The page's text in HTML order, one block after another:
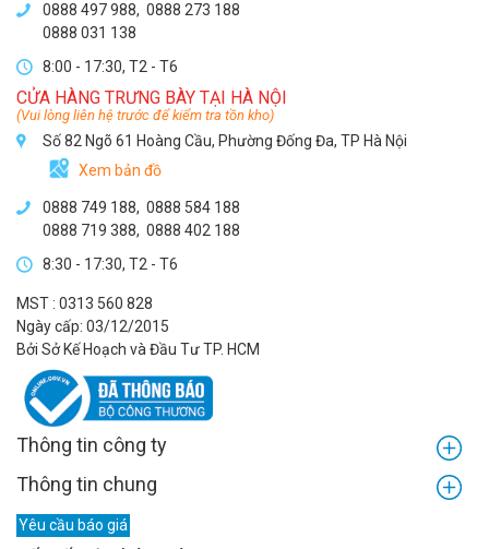
0888 497 988, 0888 273 188
0888 031 138
8:00 - 17:30, T2 - T6
CỬA HÀNG TRƯNG BÀY TẠI HÀ NỘI
(Vui lòng liên hệ trước để kiểm tra tồn kho)
Số 82 Ngõ 61 Hoàng Cầu, Phường Đống Đa, TP Hà Nội
Xem bản đồ
0888 749 188, 0888 584 188
0888 719 388, 0888 402 188
8:30 - 17:30, T2 - T6
MST : 0313 560 828
Ngày cấp: 03/12/2015
Bởi Sở Kế Hoạch và Đầu Tư TP. HCM
Thông tin công ty
Thông tin chung
Yêu cầu báo giá